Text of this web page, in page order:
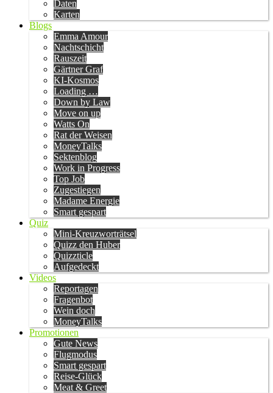
Daten
Karten
Blogs
Emma Amour
Nachtschicht
Rauszeit
Gärtner Graf
KI-Kosmos
Loading …
Down by Law
Move on up
Watts On
Rat der Weisen
MoneyTalks
Sektenblog
Work in Progress
Top Job
Zugestiegen
Madame Energie
Smart gespart
Quiz
Mini-Kreuzworträtsel
Quizz den Huber
Quizzticle
Aufgedeckt
Videos
Reportagen
Fragenbot
Wein doch
MoneyTalks
Promotionen
Gute News
Flugmodus
Smart gespart
Reise-Glück
Meat & Greet